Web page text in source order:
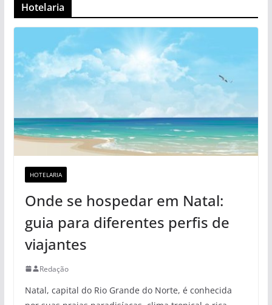
Hotelaria
HOTELARIA
Onde se hospedar em Natal:
guia para diferentes perfis de
viajantes
Redação
Natal, capital do Rio Grande do Norte, é conhecida